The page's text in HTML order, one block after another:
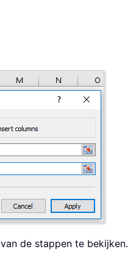
de stappen te bekijken.